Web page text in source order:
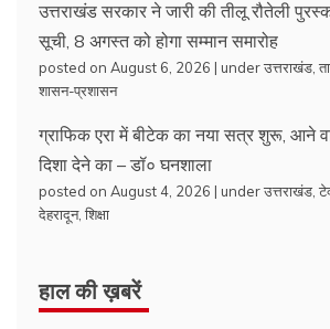
उत्तराखंड सरकार ने जारी की तीलू रौतेली
सूची, 8 अगस्त को होगा सम्मान समारोह
posted on August 6, 2026 | underउत्तराखंड
शासन-प्रशासन
ग्राफिक एरा में बीटेक का नया सत्र शुरू, आने
दिशा देने का – डॉ० घनशाला
posted on August 4, 2026 | underउत्तराखंड
देहरादून, शिक्षा
हाल की ख़बरें